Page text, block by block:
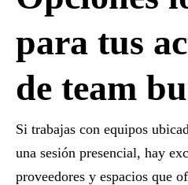
para tus
de team
Si trabajas con equipos
una sesión presencial, hay
proveedores y espacios que